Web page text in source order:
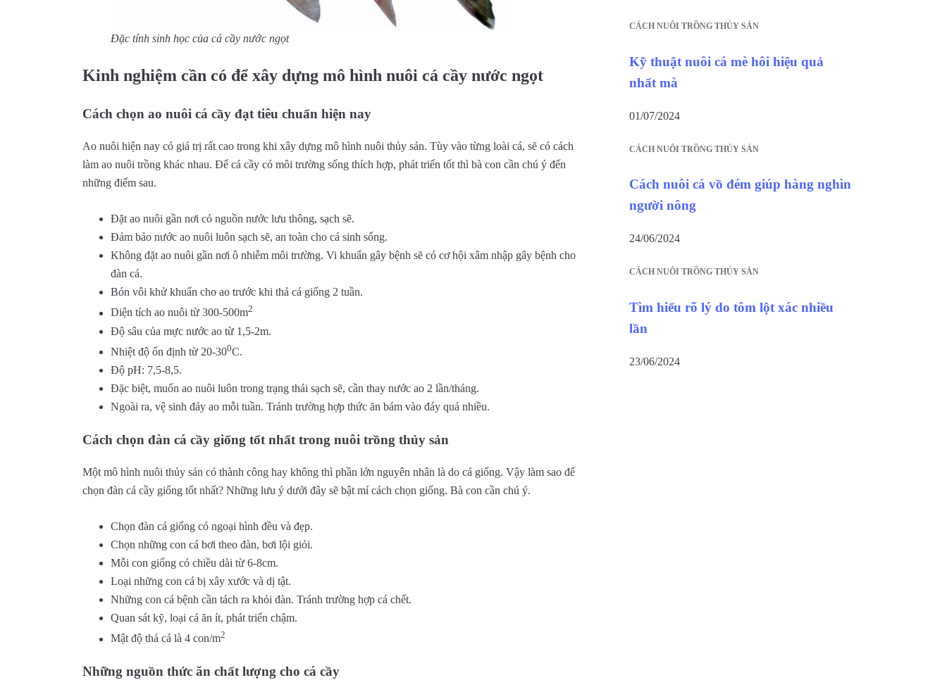
Đặc tính sinh học của cá cầy nước ngọt
Kinh nghiệm cần có để xây dựng mô hình nuôi cá cầy nước ngọt
Cách chọn ao nuôi cá cầy đạt tiêu chuẩn hiện nay
Ao nuôi hiện nay có giá trị rất cao trong khi xây dựng mô hình nuôi thủy sản. Tùy vào từng loài cá, sẽ có cách
làm ao nuôi trồng khác nhau. Để cá cầy có môi trường sống thích hợp, phát triển tốt thì bà con cần chú ý đến
những điểm sau.
Đặt ao nuôi gần nơi có nguồn nước lưu thông, sạch sẽ.
Đảm bảo nước ao nuôi luôn sạch sẽ, an toàn cho cá sinh sống.
Không đặt ao nuôi gần nơi ô nhiễm môi trường. Vi khuẩn gây bệnh sẽ có cơ hội xâm nhập gây bệnh cho
đàn cá.
Bón vôi khử khuẩn cho ao trước khi thả cá giống 2 tuần.
Diện tích ao nuôi từ 300-500m2
Độ sâu của mực nước ao từ 1,5-2m.
Nhiệt độ ổn định từ 20-300C.
Độ pH: 7,5-8,5.
Đặc biệt, muốn ao nuôi luôn trong trạng thái sạch sẽ, cần thay nước ao 2 lần/tháng.
Ngoài ra, vệ sinh đáy ao mỗi tuần. Tránh trường hợp thức ăn bám vào đáy quá nhiều.
Cách chọn đàn cá cầy giống tốt nhất trong nuôi trồng thủy sản
Một mô hình nuôi thủy sản có thành công hay không thì phần lớn nguyên nhân là do cá giống. Vậy làm sao để
chọn đàn cá cầy giống tốt nhất? Những lưu ý dưới đây sẽ bật mí cách chọn giống. Bà con cần chú ý.
Chọn đàn cá giống có ngoại hình đều và đẹp.
Chọn những con cá bơi theo đàn, bơi lội giỏi.
Mỗi con giống có chiều dài từ 6-8cm.
Loại những con cá bị xây xước và dị tật.
Những con cá bệnh cần tách ra khỏi đàn. Tránh trường hợp cá chết.
Quan sát kỹ, loại cá ăn ít, phát triển chậm.
Mật độ thả cá là 4 con/m2
Những nguồn thức ăn chất lượng cho cá cầy
CÁCH NUÔI TRỒNG THỦY SẢN
Kỹ thuật nuôi cá mè hôi hiệu quả
nhất mà
01/07/2024
CÁCH NUÔI TRỒNG THỦY SẢN
Cách nuôi cá vồ đém giúp hàng nghìn
người nông
24/06/2024
CÁCH NUÔI TRỒNG THỦY SẢN
Tìm hiểu rõ lý do tôm lột xác nhiều
lần
23/06/2024